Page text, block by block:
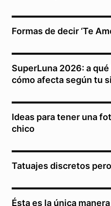
Formas de decir ‘Te
SuperLuna 2026: a
cómo afecta según tu
Ideas para tener una
chico
Tatuajes discretos
Ésta es la única